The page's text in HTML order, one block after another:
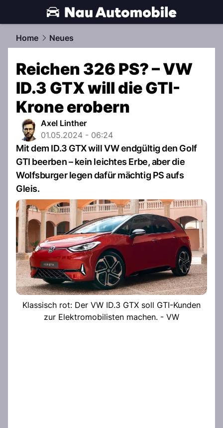
automobile.NAU.ch
Home Neues
Reichen 326 PS? – VW
ID.3 GTX will die GTI-
Krone erobern
Axel Linther
01.05.2024 - 06:24
Mit dem ID.3 GTX will VW endgültig den Golf
GTI beerben – kein leichtes Erbe, aber die
Wolfsburger legen dafür mächtig PS aufs
Gleis.
Klassisch rot: Der VW ID.3 GTX soll GTI-Kunden
zur Elektromobilisten machen. - VW